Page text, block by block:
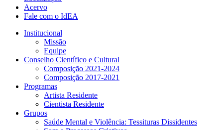
Acervo
Fale com o IdEA
Institucional
Missão
Equipe
Conselho Científico e Cultural
Composição 2021-2024
Composição 2017-2021
Programas
Artista Residente
Cientista Residente
Grupos
Saúde Mental e Violência: Tessituras Dissidentes